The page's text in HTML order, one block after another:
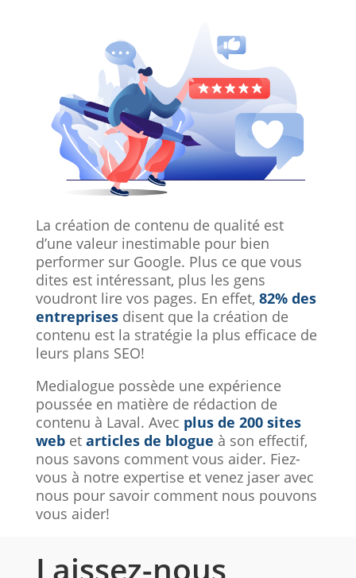
La création de contenu de qualité est
d’une valeur inestimable pour bien
performer sur Google. Plus ce que vous
dites est intéressant, plus les gens
voudront lire vos pages. En effet, 82% des
entreprisesdisent que la création de
contenu est la stratégie la plus efficace de
leurs plans SEO!
Medialogue possède une expérience
poussée en matière de rédaction de
contenu à Laval. Avec plus de 200 sites
webet articles de blogue à son effectif,
nous savons comment vous aider. Fiez-
vous à notre expertise et venez jaser avec
nous pour savoir comment nous pouvons
vous aider!
Laissez-nous